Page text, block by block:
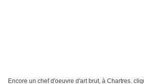
Encore un chef d'oeuvre d'art brut, à Chartres.